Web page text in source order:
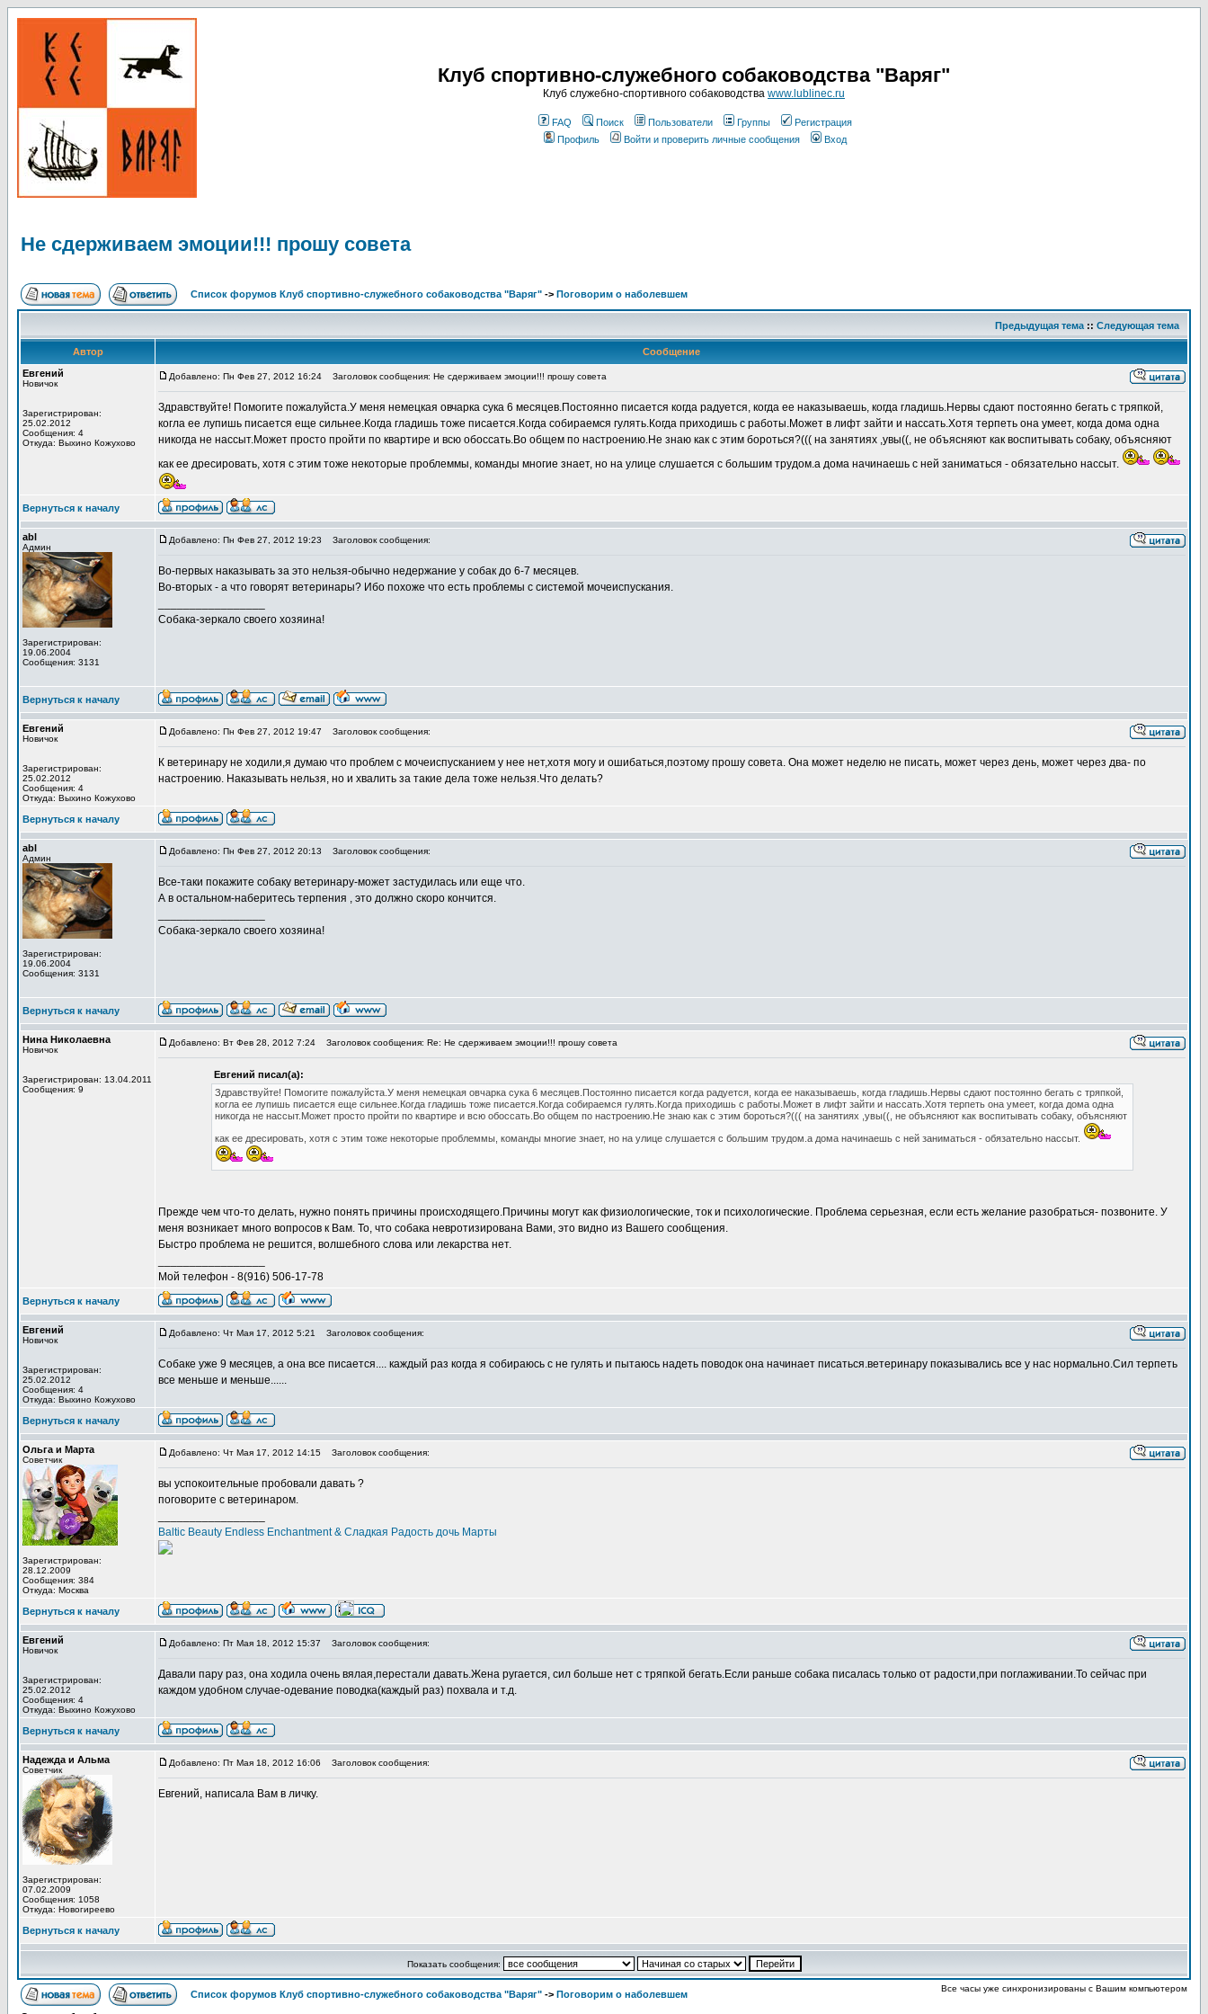
Клуб спортивно-служебного собаководства "Варяг"
Клуб служебно-спортивного собаководства www.lublinec.ru
FAQ Поиск Пользователи Группы
Регистрация
Профиль
Войти и проверить личные сообщения Вход
Не сдерживаем эмоции!!! прошу совета
Список форумов Клуб спортивно-служебного собаководства "Варяг" -> Поговорим о наболевшем
Предыдущая тема :: Следующая тема
Автор
Сообщение
Евгений
Новичок
Зарегистрирован:
25.02.2012
Сообщения: 4
Откуда: Выхино Кожухово
Добавлено: Пн Фев 27, 2012 16:24 Заголовок сообщения: Не сдерживаем эмоции!!! прошу совета
Здравствуйте! Помогите пожалуйста.У меня немецкая овчарка сука 6 месяцев.Постоянно писается когда радуется, когда ее наказываешь, когда гладишь.Нервы сдают постоянно бегать с тряпкой,
когла ее лупишь писается еще сильнее.Когда гладишь тоже писается.Когда собираемся гулять.Когда приходишь с работы.Может в лифт зайти и нассать.Хотя терпеть она умеет, когда дома одна
никогда не нассыт.Может просто пройти по квартире и всю обоссать.Во общем по настроению.Не знаю как с этим бороться?((( на занятиях ,увы((, не объясняют как воспитывать собаку, объясняют
как ее дресировать, хотя с этим тоже некоторые проблеммы, команды многие знает, но на улице слушается с большим трудом.а дома начинаешь с ней заниматься - обязательно нассыт.
Вернуться к началу
abl
Админ
Зарегистрирован:
19.06.2004
Сообщения: 3131
Добавлено: Пн Фев 27, 2012 19:23 Заголовок сообщения:
Во-первых наказывать за это нельзя-обычно недержание у собак до 6-7 месяцев.
Во-вторых - а что говорят ветеринары? Ибо похоже что есть проблемы с системой мочеиспускания.
Собака-зеркало своего хозяина!
Вернуться к началу
Евгений
Новичок
Зарегистрирован:
25.02.2012
Сообщения: 4
Откуда: Выхино Кожухово
Добавлено: Пн Фев 27, 2012 19:47 Заголовок сообщения:
К ветеринару не ходили,я думаю что проблем с мочеиспусканием у нее нет,хотя могу и ошибаться,поэтому прошу совета. Она может неделю не писать, может через день, может через два- по
настроению. Наказывать нельзя, но и хвалить за такие дела тоже нельзя.Что делать?
Вернуться к началу
abl
Админ
Зарегистрирован:
19.06.2004
Сообщения: 3131
Добавлено: Пн Фев 27, 2012 20:13 Заголовок сообщения:
Все-таки покажите собаку ветеринару-может застудилась или еще что.
А в остальном-наберитесь терпения , это должно скоро кончится.
Собака-зеркало своего хозяина!
Вернуться к началу
Нина Николаевна
Новичок
Зарегистрирован: 13.04.2011
Сообщения: 9
Добавлено: Вт Фев 28, 2012 7:24 Заголовок сообщения: Re: Не сдерживаем эмоции!!! прошу совета
Евгений писал(а):
Здравствуйте! Помогите пожалуйста.У меня немецкая овчарка сука 6 месяцев.Постоянно писается когда радуется, когда ее наказываешь, когда гладишь.Нервы сдают постоянно бегать с тряпкой,
когла ее лупишь писается еще сильнее.Когда гладишь тоже писается.Когда собираемся гулять.Когда приходишь с работы.Может в лифт зайти и нассать.Хотя терпеть она умеет, когда дома одна
никогда не нассыт.Может просто пройти по квартире и всю обоссать.Во общем по настроению.Не знаю как с этим бороться?((( на занятиях ,увы((, не объясняют как воспитывать собаку, объясняют
как ее дресировать, хотя с этим тоже некоторые проблеммы, команды многие знает, но на улице слушается с большим трудом.а дома начинаешь с ней заниматься - обязательно нассыт.
Прежде чем что-то делать, нужно понять причины происходящего.Причины могут как физиологические, ток и психологические. Проблема серьезная, если есть желание разобраться- позвоните. У
меня возникает много вопросов к Вам. То, что собака невротизирована Вами, это видно из Вашего сообщения.
Быстро проблема не решится, волшебного слова или лекарства нет.
Мой телефон - 8(916) 506-17-78
Вернуться к началу
Евгений
Новичок
Зарегистрирован:
25.02.2012
Сообщения: 4
Откуда: Выхино Кожухово
Добавлено: Чт Мая 17, 2012 5:21 Заголовок сообщения:
Собаке уже 9 месяцев, а она все писается.... каждый раз когда я собираюсь с не гулять и пытаюсь надеть поводок она начинает писаться.ветеринару показывались все у нас нормально.Сил терпеть
все меньше и меньше......
Вернуться к началу
Ольга и Марта
Советчик
Зарегистрирован:
28.12.2009
Сообщения: 384
Откуда: Москва
Добавлено: Чт Мая 17, 2012 14:15 Заголовок сообщения:
вы успокоительные пробовали давать ?
поговорите с ветеринаром.
Baltic Beauty Endless Enchantment & Сладкая Радость дочь Марты
Вернуться к началу
Евгений
Новичок
Зарегистрирован:
25.02.2012
Сообщения: 4
Откуда: Выхино Кожухово
Добавлено: Пт Мая 18, 2012 15:37 Заголовок сообщения:
Давали пару раз, она ходила очень вялая,перестали давать.Жена ругается, сил больше нет с тряпкой бегать.Если раньше собака писалась только от радости,при поглаживании.То сейчас при
каждом удобном случае-одевание поводка(каждый раз) похвала и т.д.
Вернуться к началу
Надежда и Альма
Советчик
Зарегистрирован:
07.02.2009
Сообщения: 1058
Откуда: Новогиреево
Добавлено: Пт Мая 18, 2012 16:06 Заголовок сообщения:
Евгений, написала Вам в личку.
Вернуться к началу
Показать сообщения:
Список форумов Клуб спортивно-служебного собаководства "Варяг" -> Поговорим о наболевшем
Все часы уже синхронизированы с Вашим компьютером